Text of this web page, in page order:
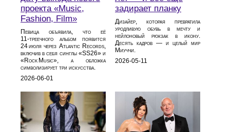
проекта «Music,
Fashion, Film»
Певица объявила, что её
11‑треечного альбом появится
24 июля через Atlantic Records,
включив в себя синглы «SS26» и
«Rock Music», а обложка
символизирует три искусства.
2026-06-01
задирает планку
Дизайер, которая превратила
уродливую обувь в мечту и
нейлоновый рюкзак в икону.
Десять кадров — и целый мир
Миуччи.
2026-05-11